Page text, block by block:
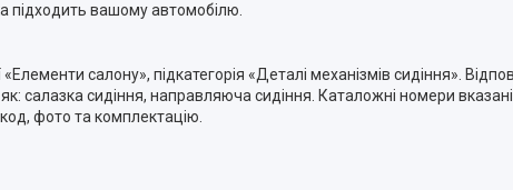
підходить вашому автомобілю.
салону», підкатегорія «Деталі механізмів сидіння».
сидіння, направляюча сидіння. Каталожні номери
фото та комплектацію.